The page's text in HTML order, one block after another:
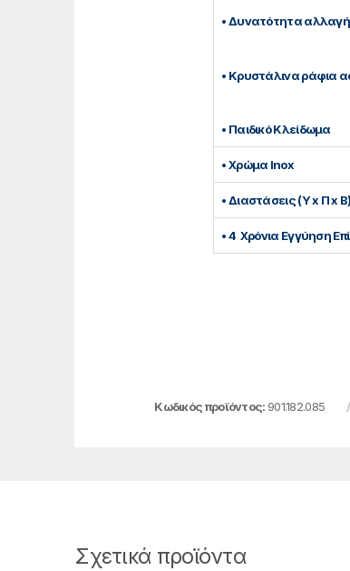
• Δυνατότητα
• Κρυστάλινα ράφια
• Παιδικό Κλείδωμα
• Χρώμα Inox
• Διαστάσεις (Υ x Π x
• 4 Χρόνια Εγγύηση
Κωδικός προϊόντος: 901.182.085
Σχετικά προϊόντα